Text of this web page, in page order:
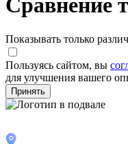
Сравнение
Показывать только
Пользуясь сайтом, вы
для улучшения вашего
Принять